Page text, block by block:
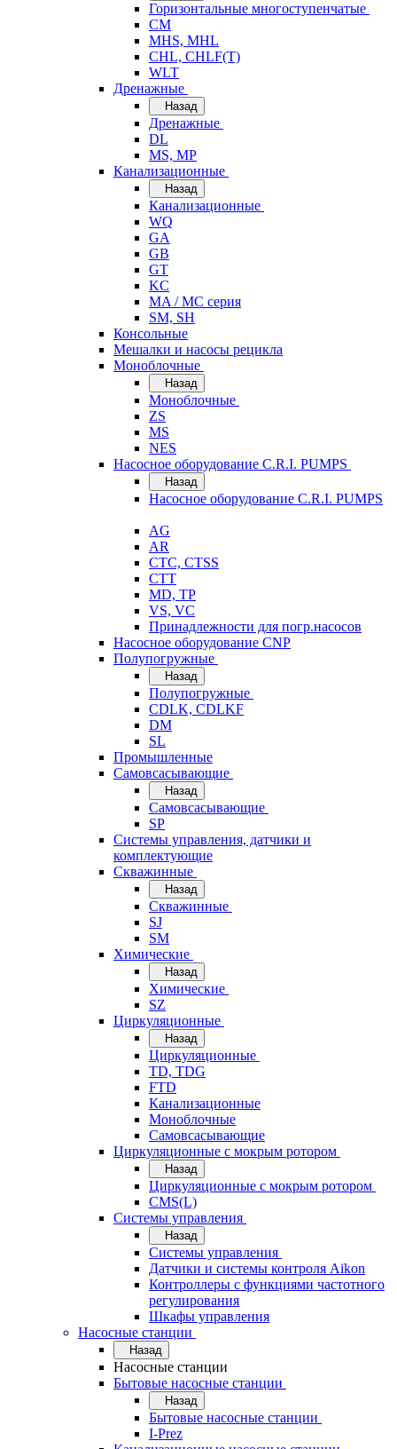
Горизонтальные многоступенчатые
CM
MHS, MHL
CHL, CHLF(T)
WLT
Дренажные
Назад
Дренажные
DL
MS, MP
Канализационные
Назад
Канализационные
WQ
GA
GB
GT
KC
MA / MC серия
SM, SH
Консольные
Мешалки и насосы рецикла
Моноблочные
Назад
Моноблочные
ZS
MS
NES
Насосное оборудование C.R.I. PUMPS
Назад
Насосное оборудование C.R.I. PUMPS
AG
AR
CTC, CTSS
CTT
MD, TP
VS, VC
Принадлежности для погр.насосов
Насосное оборудование CNP
Полупогружные
Назад
Полупогружные
CDLK, CDLKF
DM
SL
Промышленные
Самовсасывающие
Назад
Самовсасывающие
SP
Системы управления, датчики и
комплектующие
Скважинные
Назад
Скважинные
SJ
SM
Химические
Назад
Химические
SZ
Циркуляционные
Назад
Циркуляционные
TD, TDG
FTD
Канализационные
Моноблочные
Самовсасывающие
Циркуляционные с мокрым ротором
Назад
Циркуляционные с мокрым ротором
CMS(L)
Системы управления
Назад
Системы управления
Датчики и системы контроля Aikon
Контроллеры с функциями частотного
регулирования
Шкафы управления
Насосные станции
Назад
Насосные станции
Бытовые насосные станции
Назад
Бытовые насосные станции
I-Prez